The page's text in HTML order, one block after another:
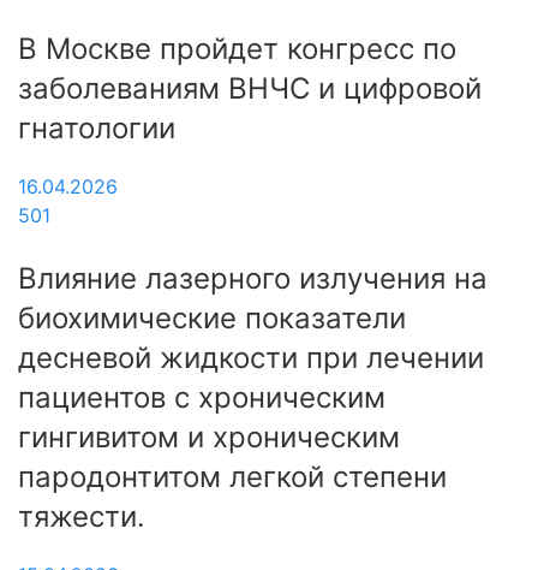
В Москве пройдет конгресс по
заболеваниям ВНЧС и цифровой
гнатологии
16.04.2026
501
Влияние лазерного излучения на
биохимические показатели
десневой жидкости при лечении
пациентов с хроническим
гингивитом и хроническим
пародонтитом легкой степени
тяжести.